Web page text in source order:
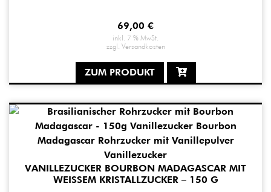
69,00 €
inkl. 7 % MwSt.
zzgl. Versandkosten
ZUM PRODUKT
VANILLEZUCKER BOURBON MADAGASCAR MIT
WEISSEM KRISTALLZUCKER – 150 G